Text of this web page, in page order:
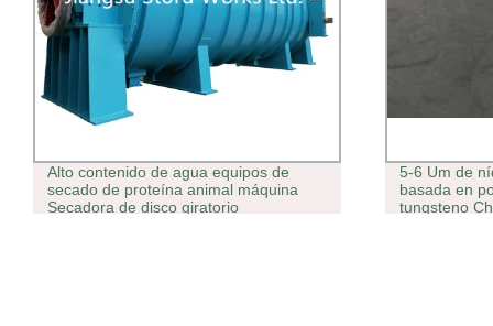
Alto contenido de agua equipos de
secado de proteína animal máquina
Secadora de disco giratorio
5-6 Um de
basada en
tungsteno